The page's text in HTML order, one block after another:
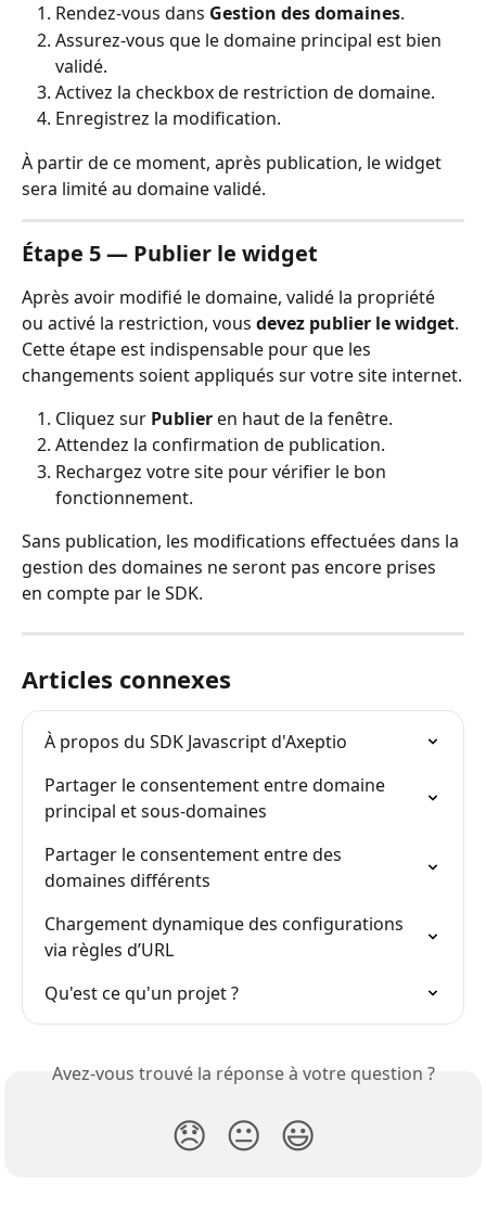
Rendez-vous dans Gestion des domaines.
Assurez-vous que le domaine principal est bien
validé.
Activez la checkbox de restriction de domaine.
Enregistrez la modification.
À partir de ce moment, après publication, le widget
sera limité au domaine validé.
Étape 5 — Publier le widget
Après avoir modifié le domaine, validé la propriété
ou activé la restriction, vous devez publier le widget.
Cette étape est indispensable pour que les
changements soient appliqués sur votre site internet.
Cliquez sur Publier en haut de la fenêtre.
Attendez la confirmation de publication.
Rechargez votre site pour vérifier le bon
fonctionnement.
Sans publication, les modifications effectuées dans la
gestion des domaines ne seront pas encore prises
en compte par le SDK.
Articles connexes
À propos du SDK Javascript d'Axeptio
Partager le consentement entre domaine
principal et sous-domaines
Partager le consentement entre des
domaines différents
Chargement dynamique des configurations
via règles d’URL
Qu'est ce qu'un projet ?
Avez-vous trouvé la réponse à votre question ?
😞 😐 😃